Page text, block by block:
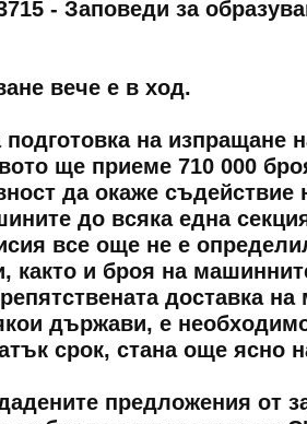
- Заповеди за
вече е в ход.
на изпращане
ще приеме 710 000
да окаже съдействие
до всяка една
все още не е
както и броя на
доставка
държави, е
срок, стана още ясно
предложения от